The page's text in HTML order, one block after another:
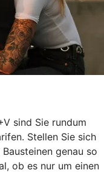
sind Sie rundum
Stellen Sie sich
genau so
ob es nur um einen